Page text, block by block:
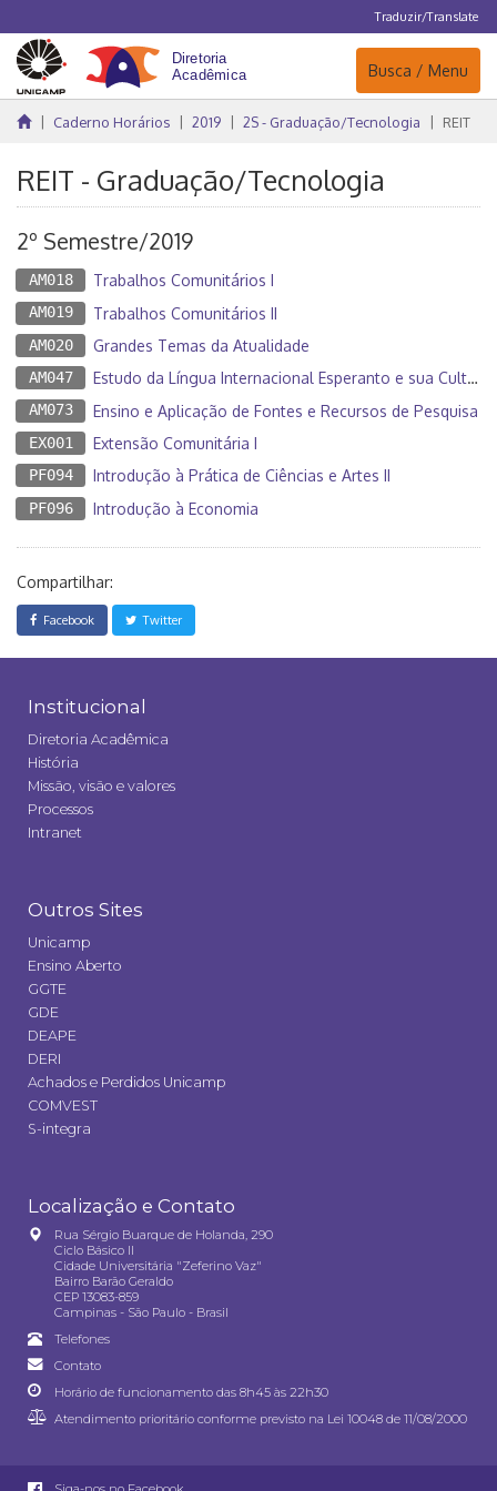
Traduzir/Translate
Navegação
Busca / Menu
Caderno Horários 2019 2S - Graduação/Tecnologia REIT
REIT - Graduação/Tecnologia
2º Semestre/2019
AM018 Trabalhos Comunitários I
AM019 Trabalhos Comunitários II
AM020 Grandes Temas da Atualidade
AM047 Estudo da Língua Internacional Esperanto e sua Cultura
AM073 Ensino e Aplicação de Fontes e Recursos de Pesquisa
EX001 Extensão Comunitária I
PF094 Introdução à Prática de Ciências e Artes II
PF096 Introdução à Economia
Compartilhar:
Facebook Twitter
Institucional
Diretoria Acadêmica
História
Missão, visão e valores
Processos
Intranet
Outros Sites
Unicamp
Ensino Aberto
GGTE
GDE
DEAPE
DERI
Achados e Perdidos Unicamp
COMVEST
S-integra
Localização e Contato
Rua Sérgio Buarque de Holanda, 290
Ciclo Básico II
Cidade Universitária "Zeferino Vaz"
Bairro Barão Geraldo
CEP 13083-859
Campinas - São Paulo - Brasil
Telefones
Contato
Horário de funcionamento das 8h45 às 22h30
Atendimento prioritário conforme previsto na Lei 10048 de 11/08/2000